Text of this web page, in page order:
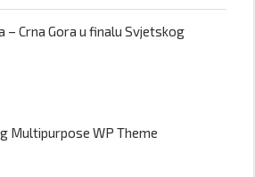
– Crna Gora u finalu Svjetskog